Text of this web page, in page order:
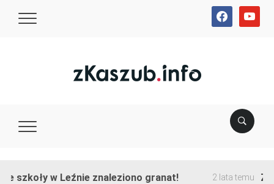
facebookyoutube
szkoły w Leźnie znaleziono granat! 2 lata temu